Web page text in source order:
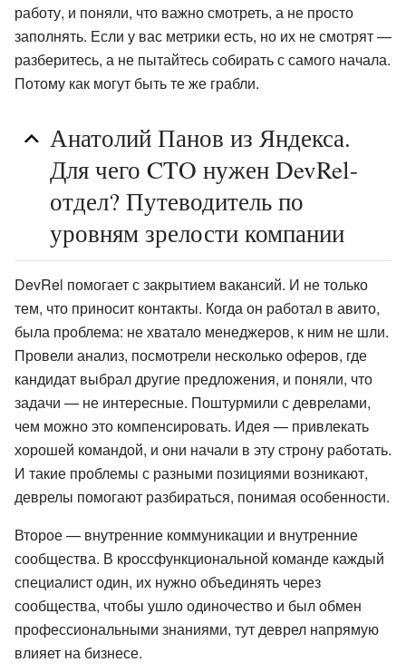
работу, и поняли, что важно смотреть, а не просто
заполнять. Если у вас метрики есть, но их не смотрят —
разберитесь, а не пытайтесь собирать с самого начала.
Потому как могут быть те же грабли.
Анатолий Панов из Яндекса.
Для чего CTO нужен DevRel-
отдел? Путеводитель по
уровням зрелости компании
DevRel помогает с закрытием вакансий. И не только
тем, что приносит контакты. Когда он работал в авито,
была проблема: не хватало менеджеров, к ним не шли.
Провели анализ, посмотрели несколько оферов, где
кандидат выбрал другие предложения, и поняли, что
задачи — не интересные. Поштурмили с деврелами,
чем можно это компенсировать. Идея — привлекать
хорошей командой, и они начали в эту строну работать.
И такие проблемы с разными позициями возникают,
деврелы помогают разбираться, понимая особенности.
Второе — внутренние коммуникации и внутренние
сообщества. В кроссфункциональной команде каждый
специалист один, их нужно объединять через
сообщества, чтобы ушло одиночество и был обмен
профессиональными знаниями, тут деврел напрямую
влияет на бизнесе.